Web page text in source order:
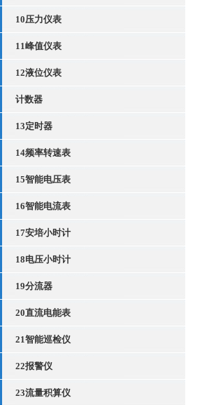
10压力仪表
11峰值仪表
12液位仪表
计数器
13定时器
14频率转速表
15智能电压表
16智能电流表
17安培小时计
18电压小时计
19分流器
20直流电能表
21智能巡检仪
22报警仪
23流量积算仪